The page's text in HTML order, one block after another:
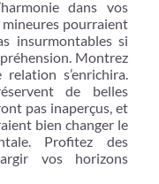
dans vos
pourraient
insurmontables si
Montrez
s’enrichira.
de belles
pas inaperçus, et
bien changer le
Profitez des
vos horizons